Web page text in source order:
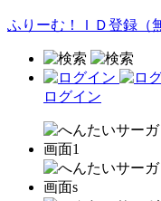
ふりーむ！ＩＤ登録（
ログイン